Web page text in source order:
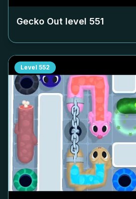
Gecko Out level 551
Level 552